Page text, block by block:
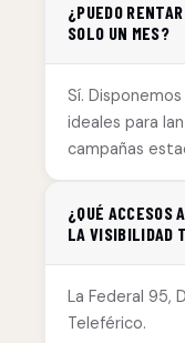
¿PUEDO
SOLO UN MES?
Sí.
ideales para
campañas
¿QUÉ ACCESOS
LA VISIBILIDAD
La Federal 95,
Teleférico.